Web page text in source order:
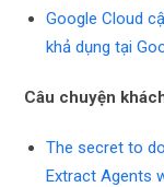
Google Cloud
khả dụng tại
Câu chuyện
The secret to
Extract Agents